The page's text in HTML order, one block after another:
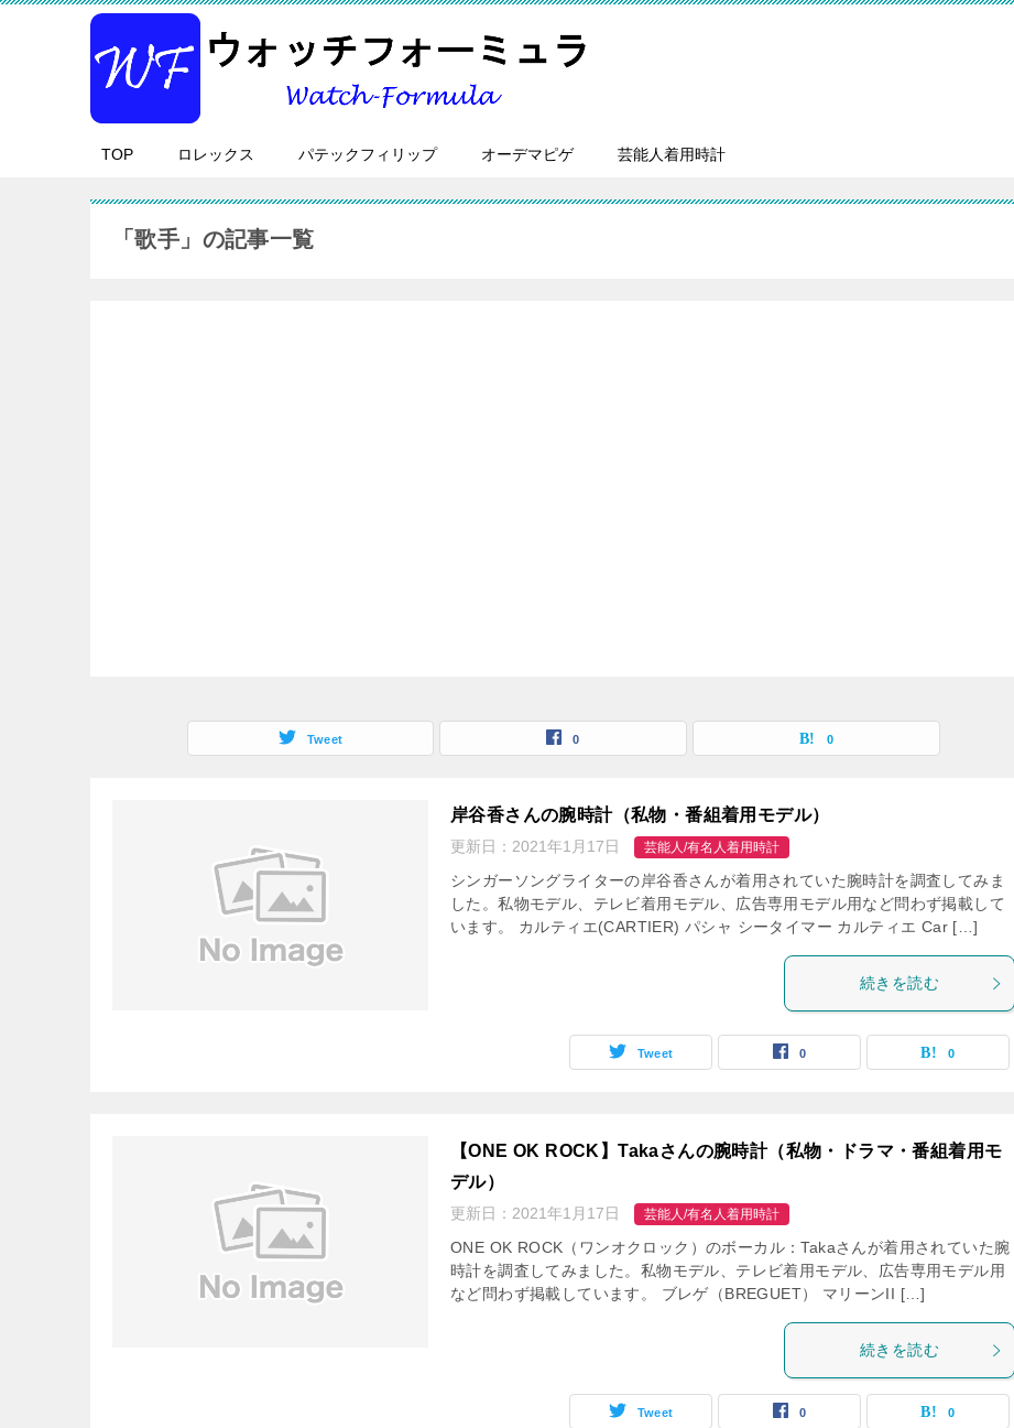
TOP ロレックス パテックフィリップ オーデマピゲ 芸能人着用時計
「歌手」の記事一覧
Tweet 0 0
岸谷香さんの腕時計（私物・番組着用モデル）
更新日： 2021年1月17日 芸能人/有名人着用時計
シンガーソングライターの岸谷香さんが着用されていた腕時計を調査してみま
した。私物モデル、テレビ着用モデル、広告専用モデル用など問わず掲載して
います。 カルティエ(CARTIER) パシャ シータイマー カルティエ Car […]
続きを読む
Tweet 0 0
【ONE OK ROCK】Takaさんの腕時計（私物・ドラマ・番組着用モ
デル）
更新日： 2021年1月17日 芸能人/有名人着用時計
ONE OK ROCK（ワンオクロック）のボーカル：Takaさんが着用されていた腕
時計を調査してみました。私物モデル、テレビ着用モデル、広告専用モデル用
など問わず掲載しています。 ブレゲ（BREGUET） マリーンII […]
続きを読む
Tweet 0 0